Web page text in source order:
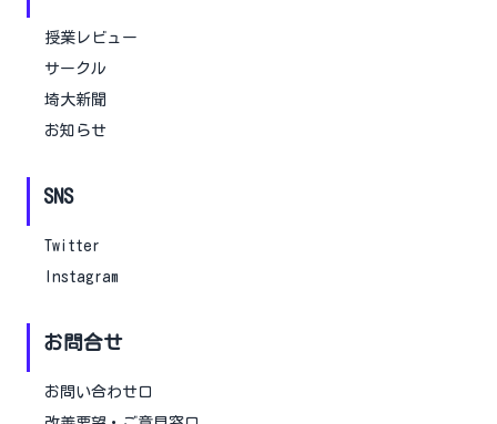
授業レビュー
サークル
埼大新聞
お知らせ
SNS
Twitter
Instagram
お問合せ
お問い合わせ口